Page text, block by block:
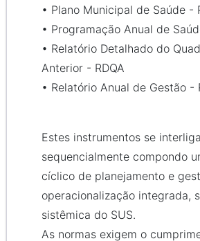
• Plano Municipal de Saúde -
• Programação Anual de
• Relatório Detalhado do
Anterior - RDQA
• Relatório Anual de Gestão -
Estes instrumentos se
sequencialmente compondo
cíclico de planejamento e
operacionalização integrada,
sistêmica do SUS.
As normas exigem o